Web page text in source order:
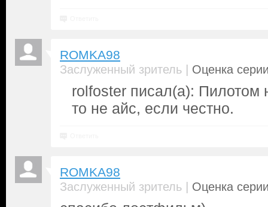
ROMKA98
Заслуженный зритель | Оценка
rolfoster писал(а): Пилотом
то не айс, если честно.
ROMKA98
Заслуженный зритель | Оценка